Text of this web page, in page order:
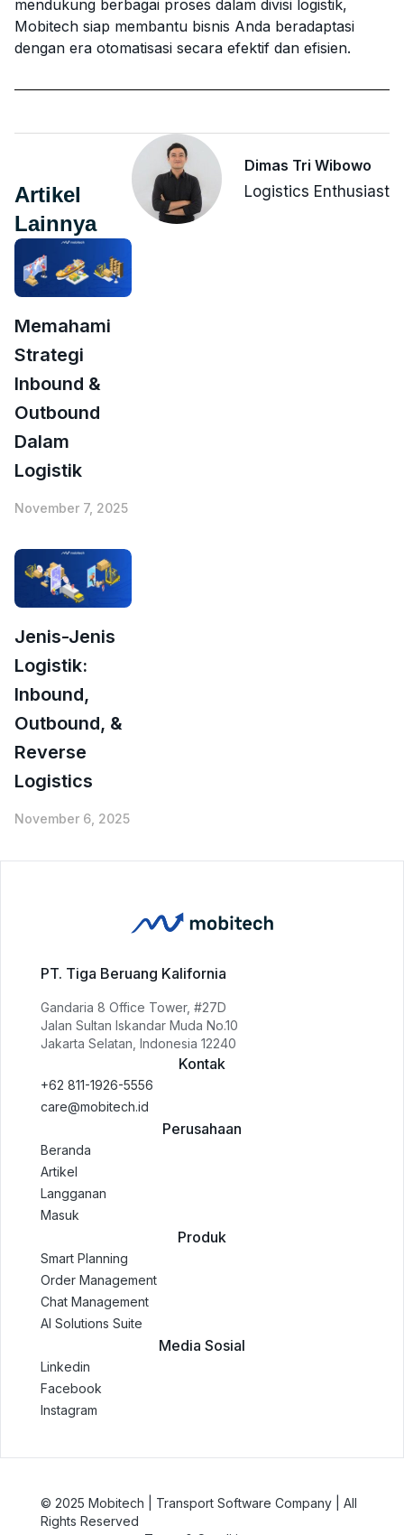
mendukung berbagai proses dalam divisi logistik,
Mobitech siap membantu bisnis Anda beradaptasi
dengan era otomatisasi secara efektif dan efisien.
Artikel
Lainnya
Memahami
Strategi
Inbound &
Outbound
Dalam
Logistik
November 7, 2025
Jenis-Jenis
Logistik:
Inbound,
Outbound, &
Reverse
Logistics
November 6, 2025
Dimas Tri Wibowo
Logistics Enthusiast
PT. Tiga Beruang Kalifornia
Gandaria 8 Office Tower, #27D
Jalan Sultan Iskandar Muda No.10
Jakarta Selatan, Indonesia 12240
Kontak
+62 811-1926-5556
care@mobitech.id
Perusahaan
Beranda
Artikel
Langganan
Masuk
Produk
Smart Planning
Order Management
Chat Management
AI Solutions Suite
Media Sosial
Linkedin
Facebook
Instagram
© 2025 Mobitech | Transport Software Company | All
Rights Reserved